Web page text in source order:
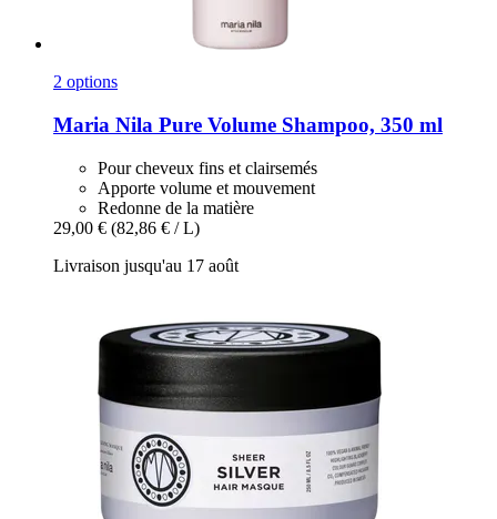
2 options
Maria Nila Pure Volume Shampoo, 350 ml
Pour cheveux fins et clairsemés
Apporte volume et mouvement
Redonne de la matière
29,00 € (82,86 € / L)
Livraison jusqu'au 17 août